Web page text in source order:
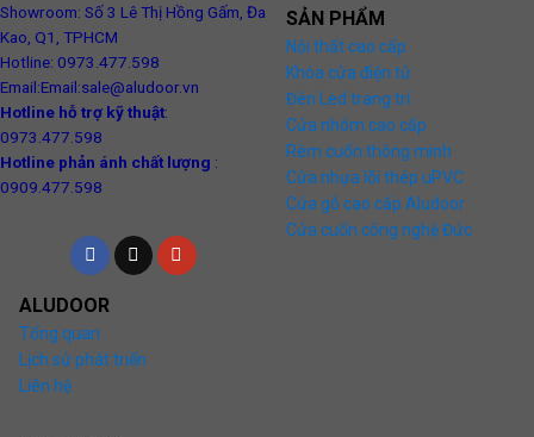
Showroom: Số 3 Lê Thị Hồng Gấm, Đa
Kao, Q1, TPHCM
Hotline: 0973.477.598
Email:Email:sale@aludoor.vn
Hotline hỗ trợ kỹ thuật:
0973.477.598
Hotline phản ánh chất lượng :
0909.477.598
SẢN PHẨM
Nội thất cao cấp
Khóa cửa điện tử
Đèn Led trang trí
Cửa nhôm cao cấp
Rèm cuốn thông minh
Cửa nhựa lõi thép uPVC
Cửa gỗ cao cấp Aludoor
Cửa cuốn công nghệ Đức
ALUDOOR
Tổng quan
Lịch sử phát triển
Liên hệ